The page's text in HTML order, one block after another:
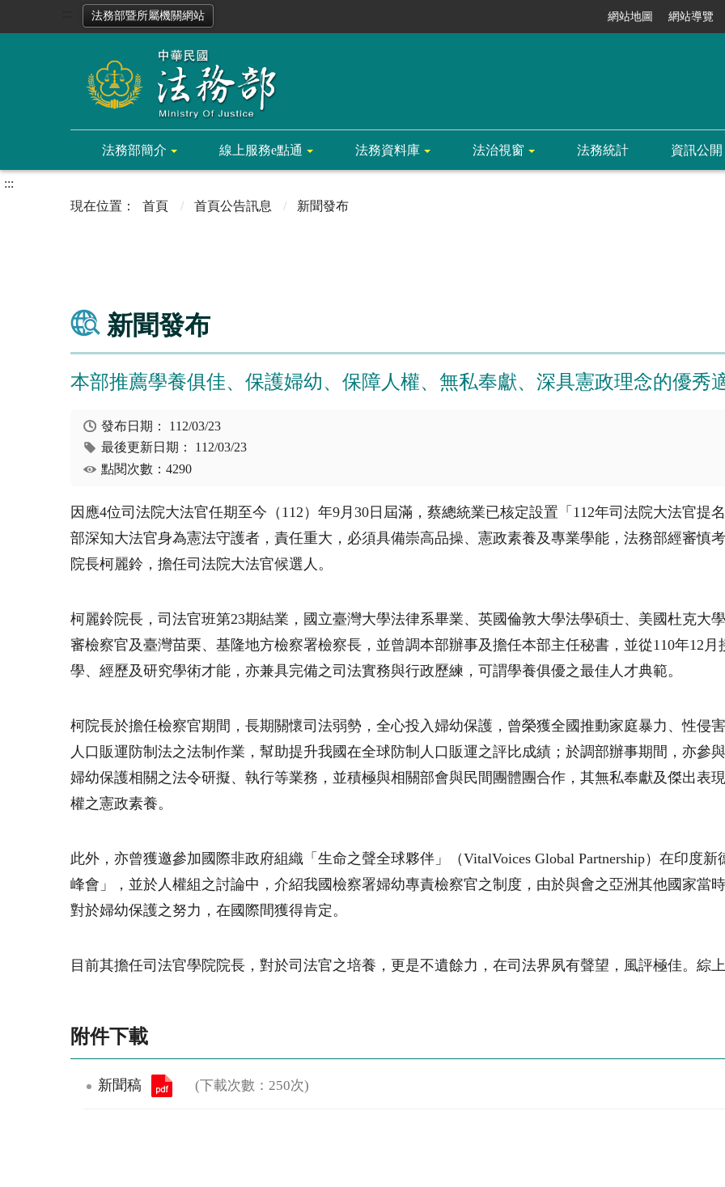
法務部暨所屬機關網站 網站地圖 網站導覽
法務部簡介 線上服務e點通 法務資料庫 法治視窗 法務統計 資訊公開
:::
首頁
首頁公告訊息 新聞發布
新聞發布
本部推薦學養俱佳、保護婦幼、保障人權、無私奉獻、深具憲政理念的優秀
發布日期： 112/03/23
最後更新日期： 112/03/23
點閱次數：4290
因應4位司法院大法官任期至今（ 112 ）年9月 30 日屆滿，蔡總統業已核定設置「 112年司法院大法官提
部深知大法官身為憲法守護者，責任重大，必須具備崇高品操、憲政素養及專業學能，法務部經審慎
院長柯麗鈴，擔任司法院大法官候選人。
柯麗鈴院長，司法官班第23期結業，國立臺灣大學法律系畢業、英國倫敦大學法學碩士、美國杜克大
審檢察官及臺灣苗栗、基隆地方檢察署檢察長，並曾調本部辦事及擔任本部主任秘書，並從110年12 月
學、經歷及研究學術才能，亦兼具完備之司法實務與行政歷練，可謂學養俱優之最佳人才典範。
柯院長於擔任檢察官期間，長期關懷司法弱勢，全心投入婦幼保護，曾榮獲全國推動家庭暴力、性侵
人口販運防制法之法制作業，幫助提升我國在全球防制人口販運之評比成績；於調部辦事期間，亦參
婦幼保護相關之法令研擬、執行等業務，並積極與相關部會與民間團體團合作，其無私奉獻及傑出表
權之憲政素養。
此外，亦曾獲邀參加國際非政府組織「生命之聲全球夥伴」（VitalVoices Global Partnership）在印度新
峰會」，並於人權組之討論中，介紹我國檢察署婦幼專責檢察官之制度，由於與會之亞洲其他國家當
對於婦幼保護之努力，在國際間獲得肯定。
目前其擔任司法官學院院長，對於司法官之培養，更是不遺餘力，在司法界夙有聲望，風評極佳。綜
附件下載
新聞稿 (下載次數：250次)